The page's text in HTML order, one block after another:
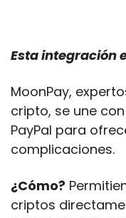
Esta integración
MoonPay,
cripto, se une
PayPal para
complicaciones.
¿Cómo?
criptos